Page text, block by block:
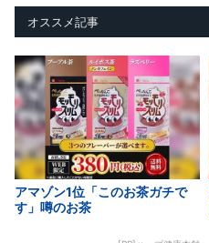
オススメ記事
アマゾン1位「このお茶ガチで
す」噂のお茶